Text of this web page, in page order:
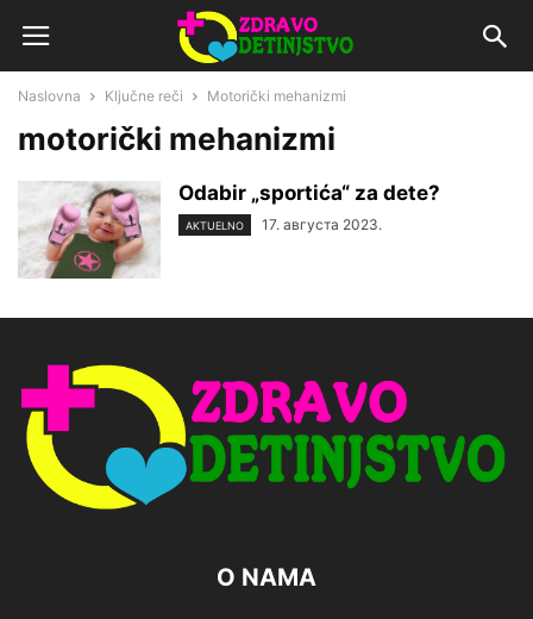
Naslovna Ključne reči Motorički mehanizmi
motorički mehanizmi
Odabir „sportića“ za dete?
AKTUELNO 17. августа 2023.
O NAMA